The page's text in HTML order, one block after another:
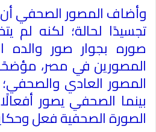
وأضاف المصور الصحفي
تجسيدًا لحالة؛ لكنه لم
صوره بجوار صور والده
المصورين في مصر،
المصور العادي
بينما الصحفي يصور
الصورة الصحفية فعل